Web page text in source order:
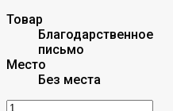
Товар
Благодарственное
письмо
Место
Без места